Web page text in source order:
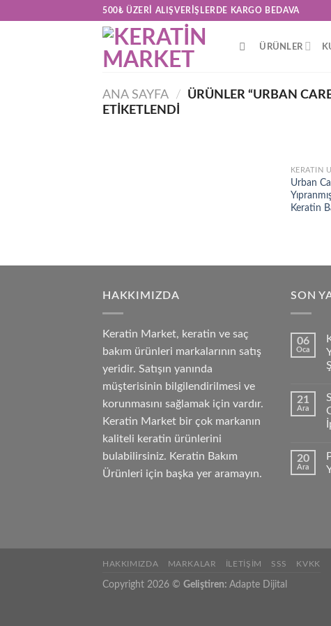
500₺ ÜZERI ALIŞVERIŞLERDE KARGO BEDAVA
ÜRÜNLER
ANA SAYFA / ÜRÜNLER “URBAN
ETIKETLENDI
KERATİN
Urban
Keratin
HAKKIMIZDA
Keratin Market, keratin ve saç
bakım ürünleri markalarının satış
yeridir. Satışın yanında
müşterisinin bilgilendirilmesi ve
korunmasını sağlamak için vardır.
Keratin Market bir çok markanın
kaliteli keratin ürünlerini
bulabilirsiniz. Keratin Bakım
Ürünleri için başka yer aramayın.
SON
06
Oca
21
Ara
20
Ara
HAKKIMIZDA MARKALAR İLETIŞIM SSS KVKK
Copyright 2026 © Geliştiren: Adapte Dijital